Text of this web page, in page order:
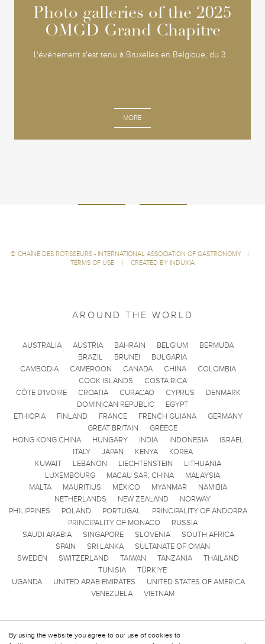
Photo galleries of the 2025
OMGD Grand Chapitre
L'événement s'est tenu à Bruxelles en Belgique, du 3...
MORE
Photo galleries of the 2025
OMGD Grand Chapitre
By using the website you agree to our use of cookies to
© CHAÎNE DES RÔTISSEURS - INTERNATIONAL ASSOCIATION OF GASTRONOMY
|
TERMS OF USE
| CREATED BY INDUXIA
AROUND THE WORLD
AUSTRALIA AUSTRIA BAHRAIN BELGIUM
BERMUDA
BRAZIL
BRUNEI
BULGARIA
CAMBODIA
CAMEROON CANADA CHINA
COLOMBIA
COOK ISLANDS
COSTA RICA
CÔTE D'IVOIRE
CROATIA CURACAO CYPRUS
DENMARK
DOMINICAN REPUBLIC
EGYPT
ETHIOPIA
FINLAND FRANCE FRENCH GUIANA
GERMANY
GREAT BRITAIN
GREECE
HONG KONG CHINA
HUNGARY INDIA INDONESIA
ISRAEL
ITALY
JAPAN KENYA
KOREA
KUWAIT
LEBANON LIECHTENSTEIN
LITHUANIA
LUXEMBOURG
MACAU SAR, CHINA
MALAYSIA
MALTA
MAURITIUS MEXICO MYANMAR
NAMIBIA
NETHERLANDS
NEW ZEALAND
NORWAY
PHILIPPINES
POLAND PORTUGAL
PRINCIPALITY OF ANDORRA
PRINCIPALITY OF MONACO
RUSSIA
SAUDI ARABIA
SINGAPORE SLOVENIA
SOUTH AFRICA
SPAIN
SRI LANKA
SULTANATE OF OMAN
SWEDEN
SWITZERLAND TAIWAN TANZANIA
THAILAND
TUNISIA
TÜRKIYE
UGANDA
UNITED ARAB EMIRATES
UNITED STATES OF AMERICA
VENEZUELA
VIETNAM